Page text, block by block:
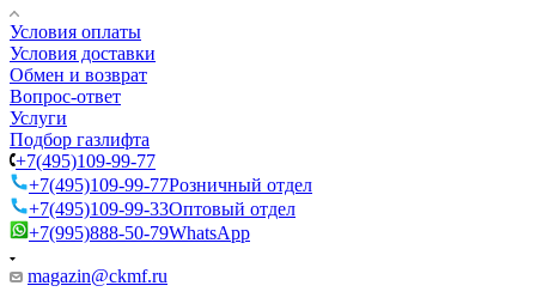
Условия оплаты
Условия доставки
Обмен и возврат
Вопрос-ответ
Услуги
Подбор газлифта
+7(495)109-99-77
+7(495)109-99-77Розничный отдел
+7(495)109-99-33Оптовый отдел
+7(995)888-50-79WhatsApp
magazin@ckmf.ru